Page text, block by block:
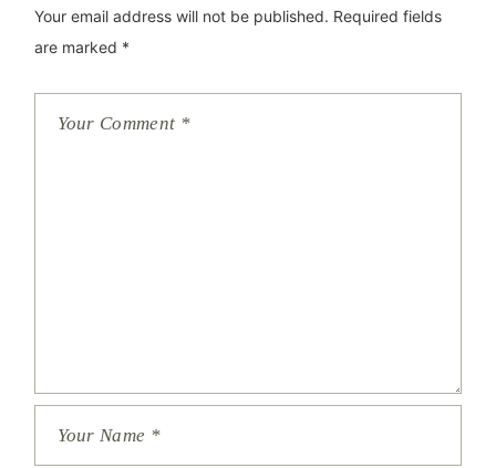
Your email address will not be published. Required fields
are marked *